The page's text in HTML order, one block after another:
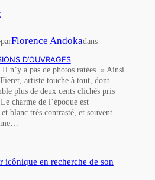
parFlorence Andokadans
D’OUVRAGES
n’y a pas de photos ratées. » Ainsi
artiste touche à tout, dont
plus de deux cents clichés pris
charme de l’époque est
blanc très contrasté, et souvent
icônique en recherche de son